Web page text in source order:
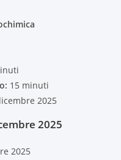
15 minuti
2025
2025
2025